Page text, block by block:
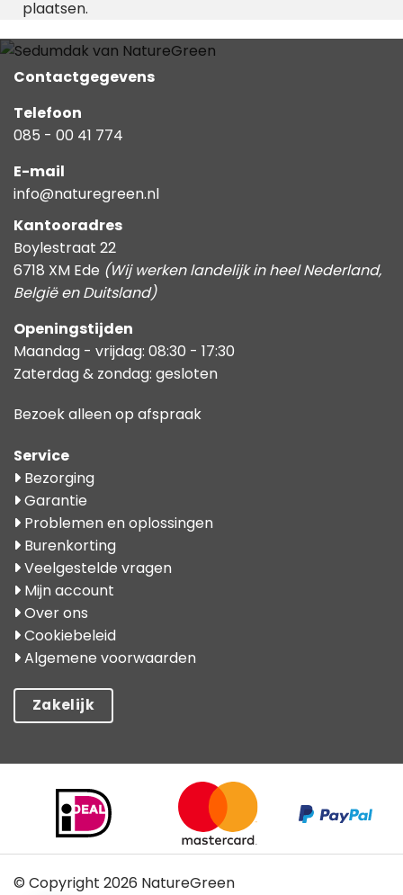
plaatsen.
Contactgegevens
Telefoon
085 - 00 41 774
E-mail
info@naturegreen.nl
Kantooradres
Boylestraat 22
6718 XM Ede (Wij werken landelijk in heel Nederland,
België en Duitsland)
Openingstijden
Maandag - vrijdag: 08:30 - 17:30
Zaterdag & zondag: gesloten
Bezoek alleen op afspraak
Service
Bezorging
Garantie
Problemen en oplossingen
Burenkorting
Veelgestelde vragen
Mijn account
Over ons
Cookiebeleid
Algemene voorwaarden
Zakelijk
© Copyright 2026 NatureGreen